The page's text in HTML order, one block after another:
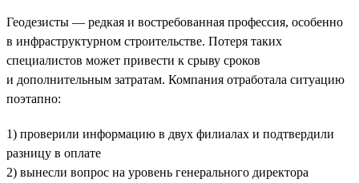
Геодезисты — редкая и востребованная профессия, особенно
в инфраструктурном строительстве. Потеря таких
специалистов может привести к срыву сроков
и дополнительным затратам. Компания отработала ситуацию
поэтапно:
1) проверили информацию в двух филиалах и подтвердили
разницу в оплате
2) вынесли вопрос на уровень генерального директора